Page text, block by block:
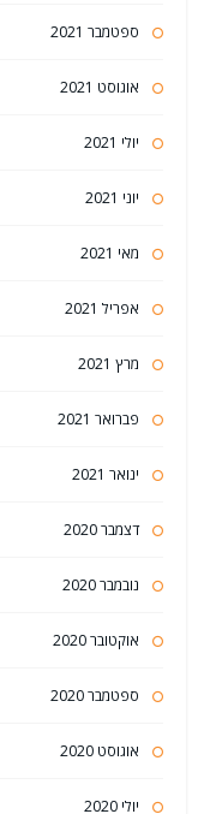
ספטמבר 2021
אוגוסט 2021
יולי 2021
יוני 2021
מאי 2021
אפריל 2021
מרץ 2021
פברואר 2021
ינואר 2021
דצמבר 2020
נובמבר 2020
אוקטובר 2020
ספטמבר 2020
אוגוסט 2020
יולי 2020